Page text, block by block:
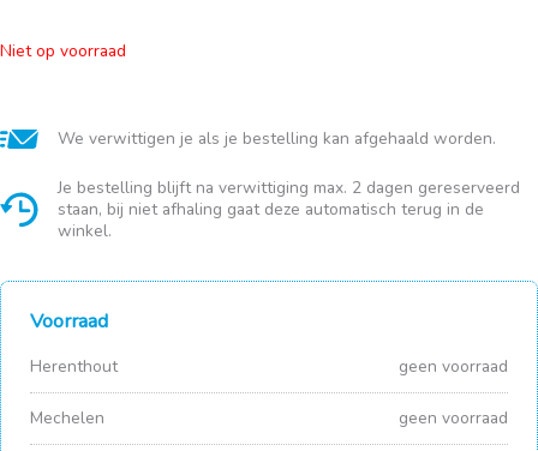
Niet op voorraad
We verwittigen je als je bestelling kan afgehaald worden.
Je bestelling blijft na verwittiging max. 2 dagen gereserveerd
staan, bij niet afhaling gaat deze automatisch terug in de
winkel.
Voorraad
Herenthout geen voorraad
Mechelen geen voorraad